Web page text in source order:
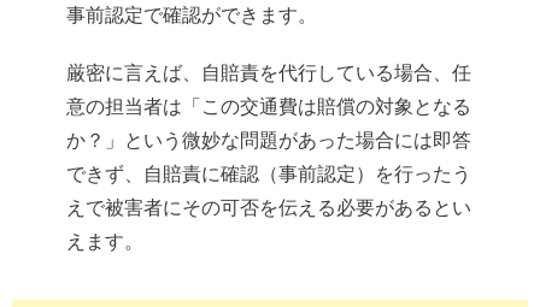
事前認定で確認ができます。
厳密に言えば、自賠責を代行している場合、任
意の担当者は「この交通費は賠償の対象となる
か？」という微妙な問題があった場合には即答
できず、自賠責に確認（事前認定）を行ったう
えで被害者にその可否を伝える必要があるとい
えます。